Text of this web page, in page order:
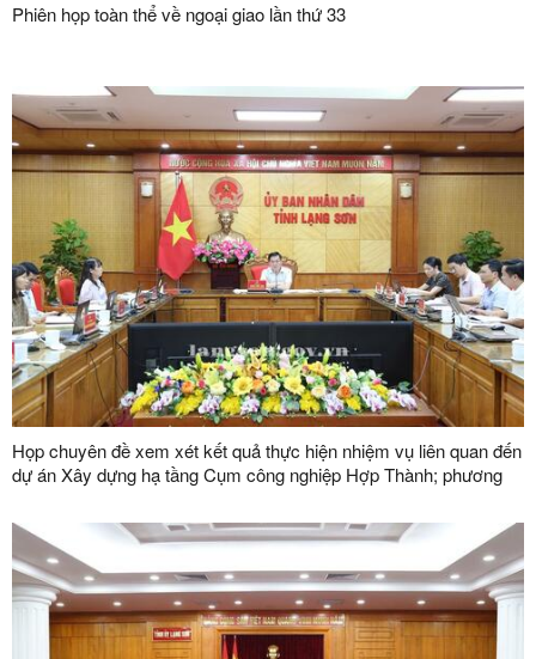
Phiên họp toàn thể về ngoại giao lần thứ 33
Họp chuyên đề xem xét kết quả thực hiện nhiệm vụ liên quan đến
dự án Xây dựng hạ tầng Cụm công nghiệp Hợp Thành; phương
phục vụ giải phóng mặt bằng dự án Khu công nghiệp VSIP Lạng
Sơn